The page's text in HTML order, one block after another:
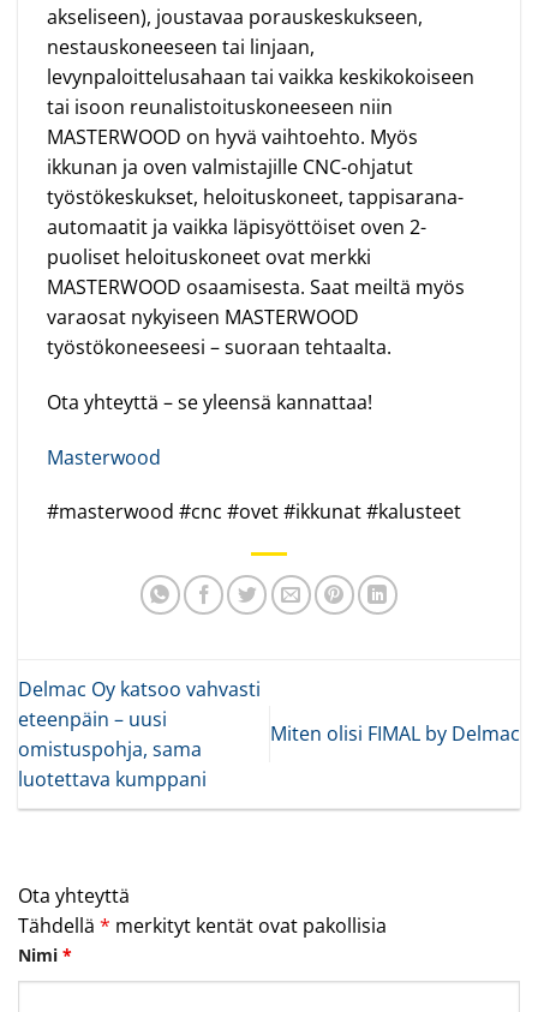
akseliseen), joustavaa porauskeskukseen,
nestauskoneeseen tai linjaan,
levynpaloittelusahaan tai vaikka keskikokoiseen
tai isoon reunalistoituskoneeseen niin
MASTERWOOD on hyvä vaihtoehto. Myös
ikkunan ja oven valmistajille CNC-ohjatut
työstökeskukset, heloituskoneet, tappisarana-
automaatit ja vaikka läpisyöttöiset oven 2-
puoliset heloituskoneet ovat merkki
MASTERWOOD osaamisesta. Saat meiltä myös
varaosat nykyiseen MASTERWOOD
työstökoneeseesi – suoraan tehtaalta.
Ota yhteyttä – se yleensä kannattaa!
Masterwood
#masterwood #cnc #ovet #ikkunat #kalusteet
Delmac Oy katsoo vahvasti
eteenpäin – uusi
omistuspohja, sama
luotettava kumppani
Miten olisi FIMAL by Delmac
Ota yhteyttä
Tähdellä * merkityt kentät ovat pakollisia
Nimi *